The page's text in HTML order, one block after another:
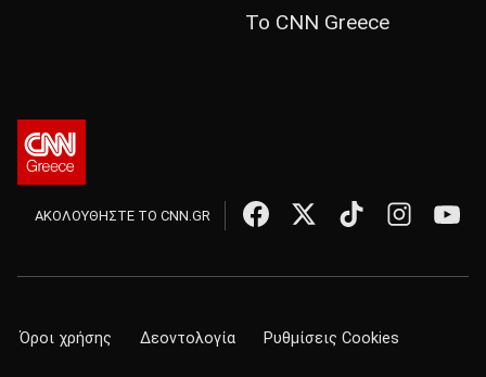
Το CNN Greece
ΑΚΟΛΟΥΘΗΣΤΕ ΤΟ CNN.GR
Όροι χρήσης Δεοντολογία Ρυθμίσεις Cookies